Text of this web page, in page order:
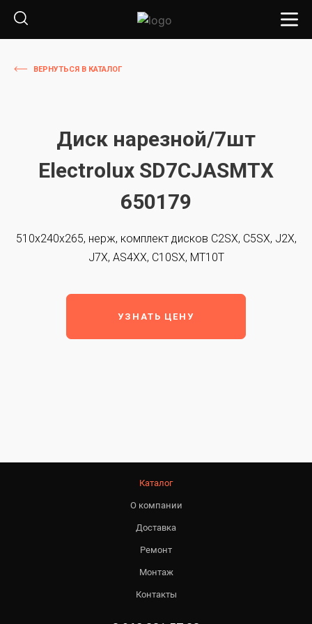
ВЕРНУТЬСЯ В КАТАЛОГ
Диск нарезной/7шт
Electrolux SD7CJASMTX
650179
510x240x265, нерж, комплект дисков C2SX, C5SX, J2X,
J7X, AS4XX, C10SX, MT10T
УЗНАТЬ ЦЕНУ
Каталог
О компании
Доставка
Ремонт
Монтаж
Контакты